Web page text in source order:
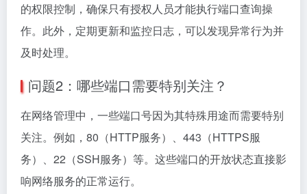
的权限控制，确保只有授权人员才能执行端口查询操
作。此外，定期更新和监控日志，可以发现异常行为并
及时处理。
问题2：哪些端口需要特别关注？
在网络管理中，一些端口号因为其特殊用途而需要特别
关注。例如，80（HTTP服务）、443（HTTPS服
务）、22（SSH服务）等。这些端口的开放状态直接影
响网络服务的正常运行。